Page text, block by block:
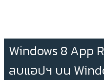
Windows 8 App
ลบแอปฯ บน